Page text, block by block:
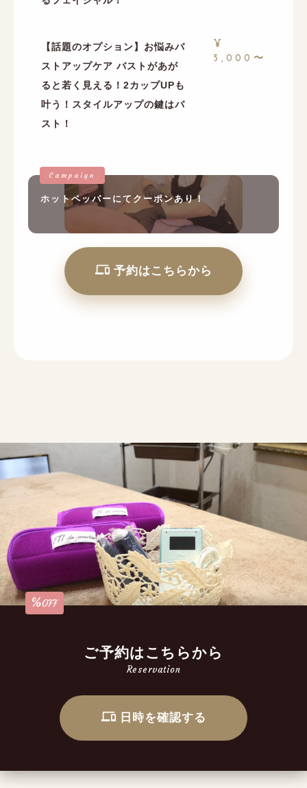
【話題のオプション】お悩みバ
ストアップケア バストがあが
ると若く見える！2カップUPも
叶う！スタイルアップの鍵はバ
スト！
¥
5,000〜
ホットペッパーにてクーポンあり！
予約はこちらから
%OFF
ご予約はこちらから
Reservation
日時を確認する